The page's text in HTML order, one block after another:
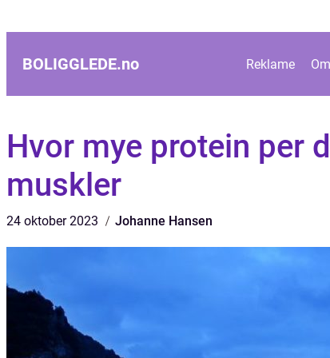
BOLIGGLEDE.no Reklame
Hvor mye protein per
muskler
24 oktober 2023 Johanne Hansen